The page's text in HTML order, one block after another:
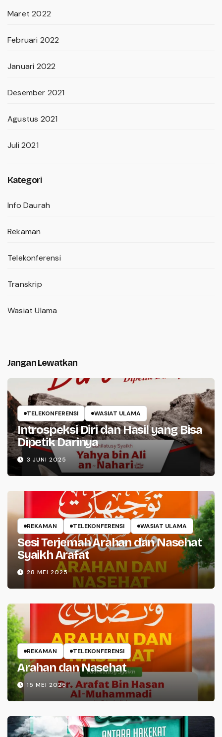
Maret 2022
Februari 2022
Januari 2022
Desember 2021
Agustus 2021
Juli 2021
Kategori
Info Daurah
Rekaman
Telekonferensi
Transkrip
Wasiat Ulama
Jangan Lewatkan
TELEKONFERENSI WASIAT ULAMA
Introspeksi Diri dan Hasil yang Bisa
Dipetik Darinya
3 JUNI 2025
REKAMAN TELEKONFERENSI WASIAT ULAMA
Sesi Terjemah Arahan dan Nasehat
Syaikh Arafat
28 MEI 2025
REKAMAN TELEKONFERENSI
Arahan dan Nasehat
15 MEI 2025